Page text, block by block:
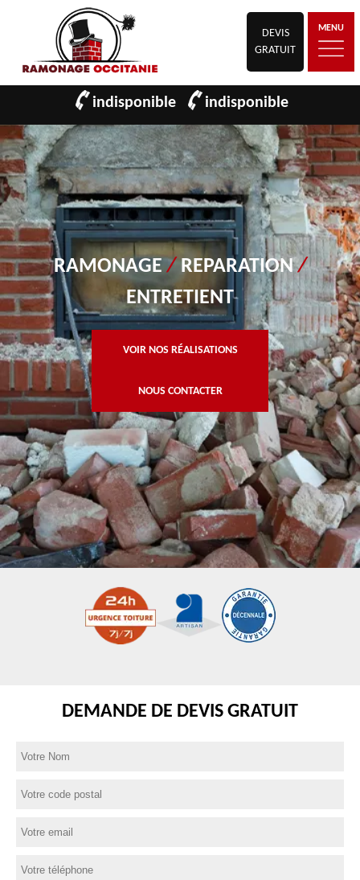
DEVIS
GRATUIT
MENU
indisponible indisponible
RAMONAGE/ REPARATION/
ENTRETIENT
VOIR NOS RÉALISATIONS
NOUS CONTACTER
DEMANDE DE DEVIS GRATUIT